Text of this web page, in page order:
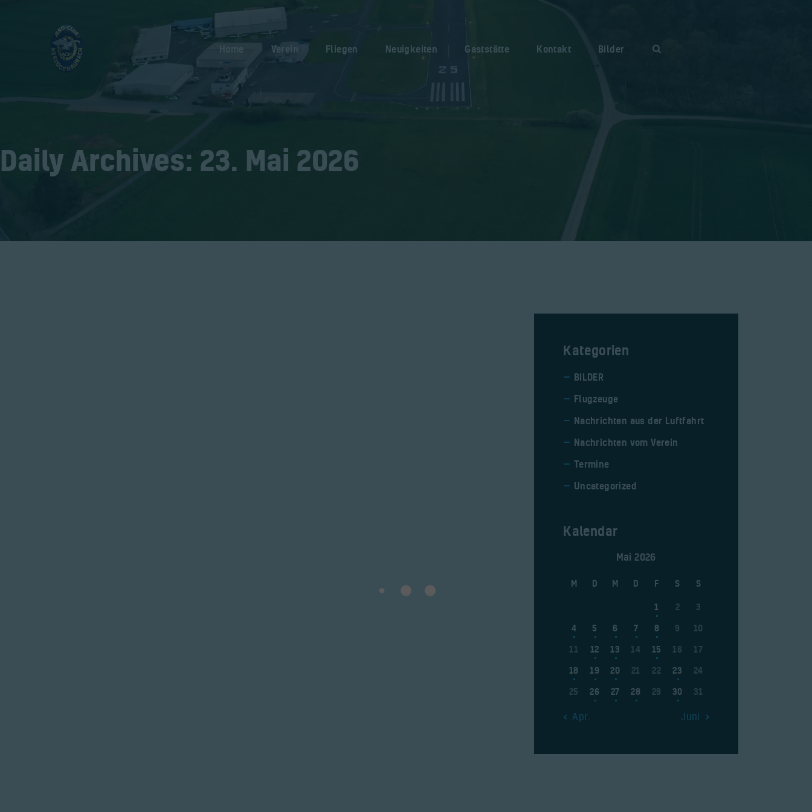
Home Verein Fliegen Neuigkeiten Gaststätte Kontakt Bilder
Daily Archives: 23. Mai 2026
Home
Verein
Fliegen
Bilder
Kategorien
BILDER
Flugzeuge
Nachrichten aus der Luftfahrt
Nachrichten vom Verein
Termine
Uncategorized
Kalendar
Mai 2026
M D M D F S S
1 2
3
4
5 6 7 8 9
10
11
12 13 14 15 16
17
18
19 20 21 22 23
24
25
26 27 28 29 30 31
« Apr. Juni »